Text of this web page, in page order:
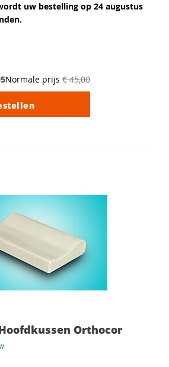
uw bestelling op 24 augustus
Normale prijs € 45,00
Orthocor